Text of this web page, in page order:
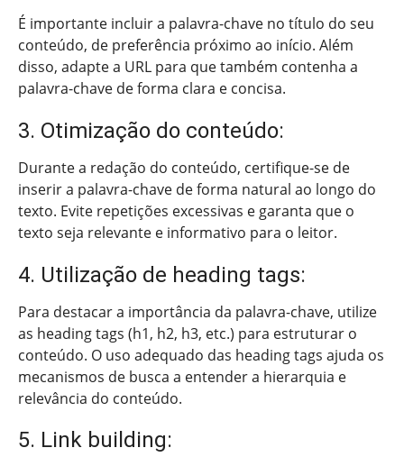
É importante incluir a palavra-chave no título do seu
conteúdo, de preferência próximo ao início. Além
disso, adapte a URL para que também contenha a
palavra-chave de forma clara e concisa.
3. Otimização do conteúdo:
Durante a redação do conteúdo, certifique-se de
inserir a palavra-chave de forma natural ao longo do
texto. Evite repetições excessivas e garanta que o
texto seja relevante e informativo para o leitor.
4. Utilização de heading tags:
Para destacar a importância da palavra-chave, utilize
as heading tags (h1, h2, h3, etc.) para estruturar o
conteúdo. O uso adequado das heading tags ajuda os
mecanismos de busca a entender a hierarquia e
relevância do conteúdo.
5. Link building: